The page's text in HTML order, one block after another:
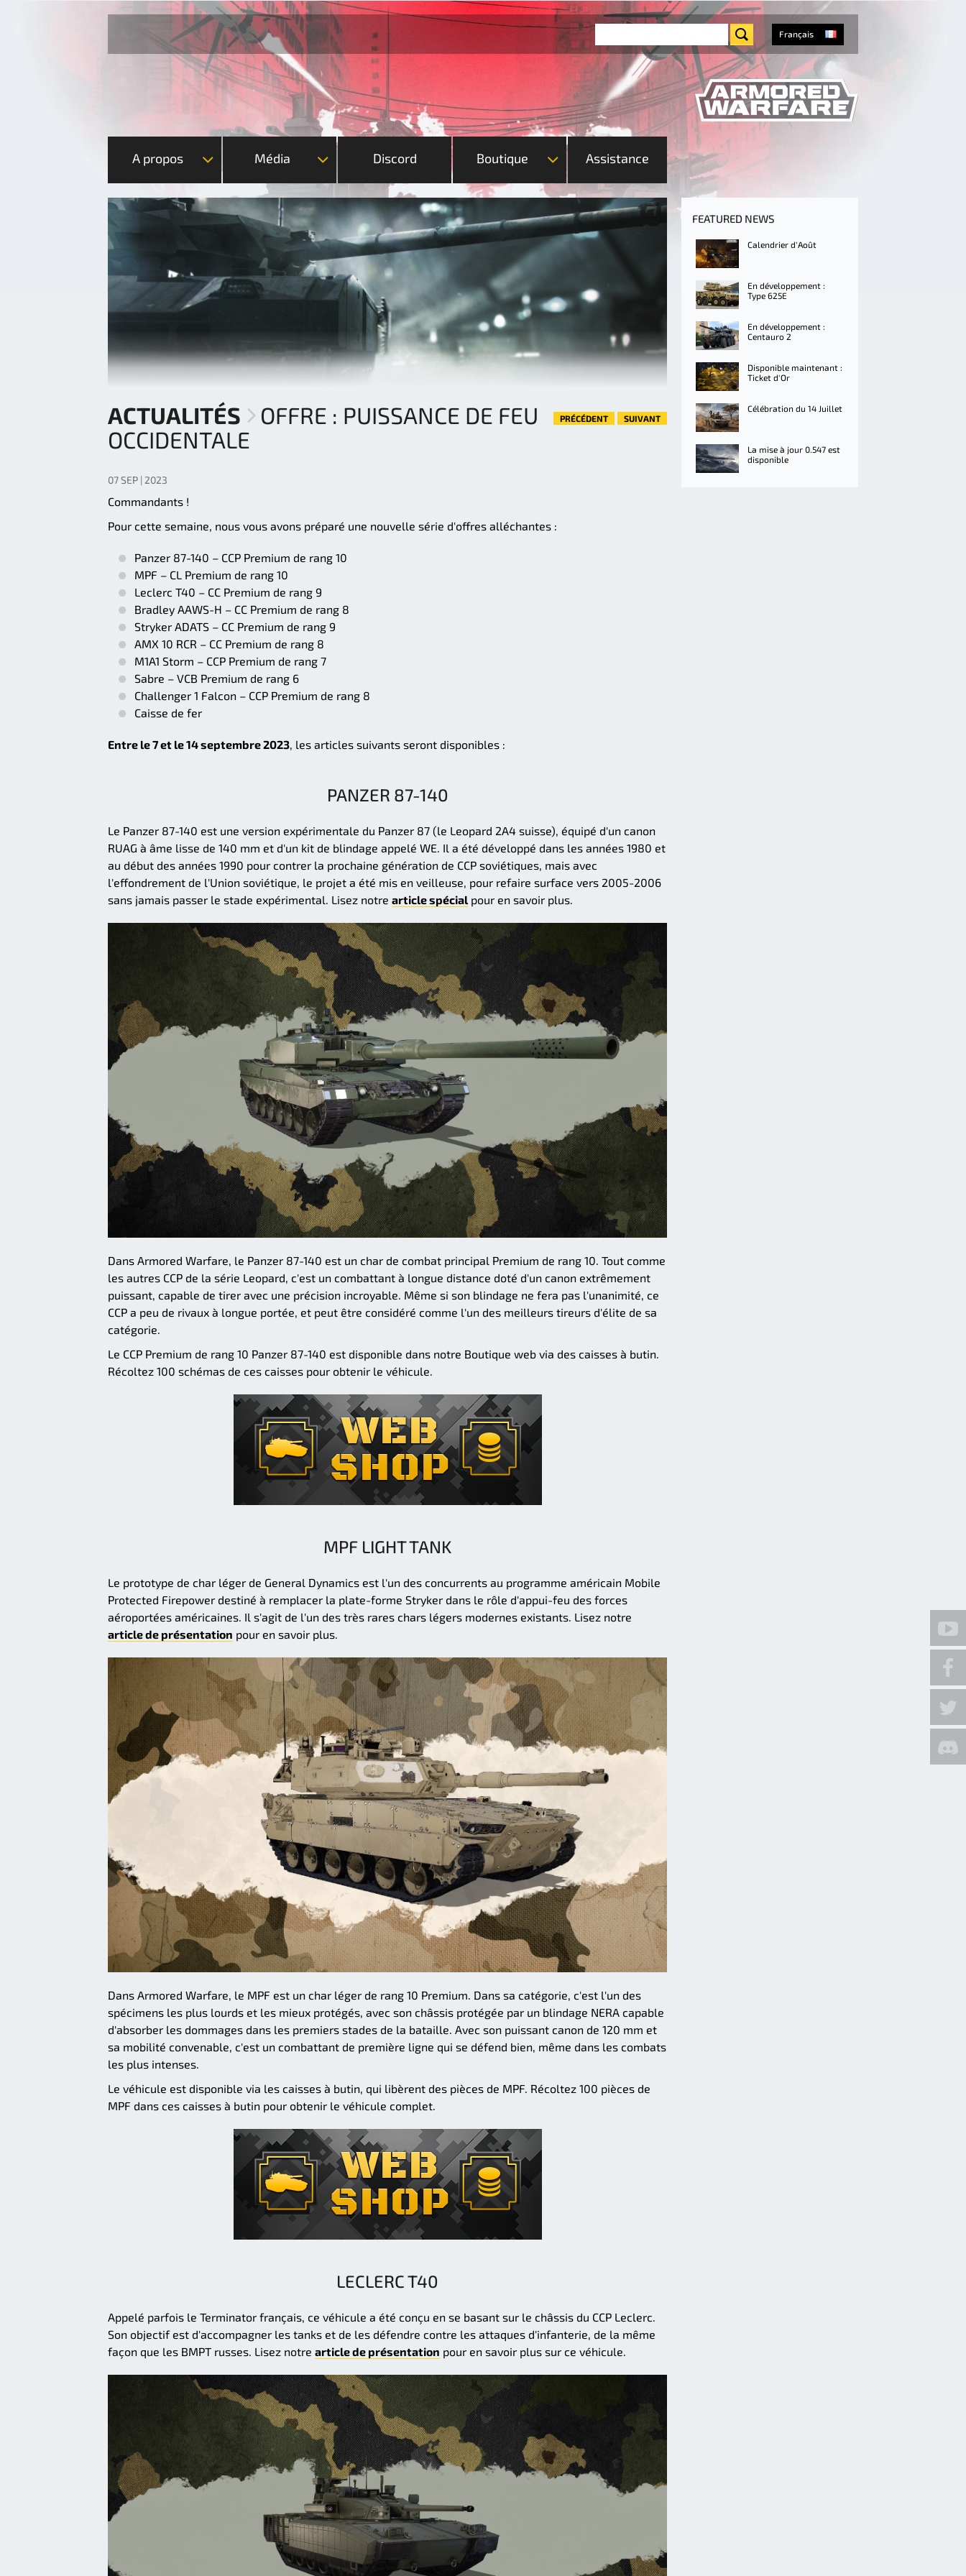
Français
A propos Média Discord Boutique Assistance
ACTUALITÉS
OFFRE : PUISSANCE DE FEU
OCCIDENTALE
PRÉCÉDENT SUIVANT
07 SEP | 2023
Commandants !
Pour cette semaine, nous vous avons préparé une nouvelle série d'offres alléchantes :
Panzer 87-140 – CCP Premium de rang 10
MPF – CL Premium de rang 10
Leclerc T40 – CC Premium de rang 9
Bradley AAWS-H – CC Premium de rang 8
Stryker ADATS – CC Premium de rang 9
AMX 10 RCR – CC Premium de rang 8
M1A1 Storm – CCP Premium de rang 7
Sabre – VCB Premium de rang 6
Challenger 1 Falcon – CCP Premium de rang 8
Caisse de fer
Entre le 7 et le 14 septembre 2023, les articles suivants seront disponibles :
PANZER 87-140
Le Panzer 87-140 est une version expérimentale du Panzer 87 (le Leopard 2A4 suisse), équipé d'un canon
RUAG à âme lisse de 140 mm et d'un kit de blindage appelé WE. Il a été développé dans les années 1980 et
au début des années 1990 pour contrer la prochaine génération de CCP soviétiques, mais avec
l'effondrement de l'Union soviétique, le projet a été mis en veilleuse, pour refaire surface vers 2005-2006
sans jamais passer le stade expérimental. Lisez notre article spécial pour en savoir plus.
Dans Armored Warfare, le Panzer 87-140 est un char de combat principal Premium de rang 10. Tout comme
les autres CCP de la série Leopard, c'est un combattant à longue distance doté d'un canon extrêmement
puissant, capable de tirer avec une précision incroyable. Même si son blindage ne fera pas l'unanimité, ce
CCP a peu de rivaux à longue portée, et peut être considéré comme l'un des meilleurs tireurs d'élite de sa
catégorie.
Le CCP Premium de rang 10 Panzer 87-140 est disponible dans notre Boutique web via des caisses à butin.
Récoltez 100 schémas de ces caisses pour obtenir le véhicule.
MPF LIGHT TANK
Le prototype de char léger de General Dynamics est l'un des concurrents au programme américain Mobile
Protected Firepower destiné à remplacer la plate-forme Stryker dans le rôle d'appui-feu des forces
aéroportées américaines. Il s'agit de l'un des très rares chars légers modernes existants. Lisez notre
article de présentation pour en savoir plus.
Dans Armored Warfare, le MPF est un char léger de rang 10 Premium. Dans sa catégorie, c'est l'un des
spécimens les plus lourds et les mieux protégés, avec son châssis protégée par un blindage NERA capable
d'absorber les dommages dans les premiers stades de la bataille. Avec son puissant canon de 120 mm et
sa mobilité convenable, c'est un combattant de première ligne qui se défend bien, même dans les combats
les plus intenses.
Le véhicule est disponible via les caisses à butin, qui libèrent des pièces de MPF. Récoltez 100 pièces de
MPF dans ces caisses à butin pour obtenir le véhicule complet.
LECLERC T40
Appelé parfois le Terminator français, ce véhicule a été conçu en se basant sur le châssis du CCP Leclerc.
Son objectif est d'accompagner les tanks et de les défendre contre les attaques d'infanterie, de la même
façon que les BMPT russes. Lisez notre article de présentation pour en savoir plus sur ce véhicule.
FEATURED NEWS
Calendrier d'Août
En développement :
Type 625E
En développement :
Centauro 2
Disponible maintenant :
Ticket d'Or
Célébration du 14 Juillet
La mise à jour 0.547 est
disponible